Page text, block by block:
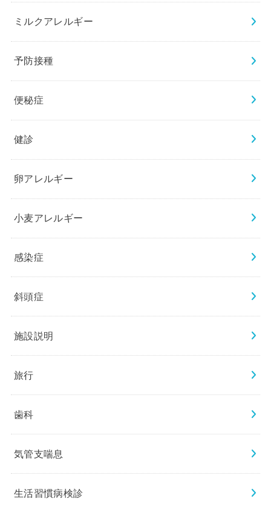
ミルクアレルギー
予防接種
便秘症
健診
卵アレルギー
小麦アレルギー
感染症
斜頭症
施設説明
旅行
歯科
気管支喘息
生活習慣病検診